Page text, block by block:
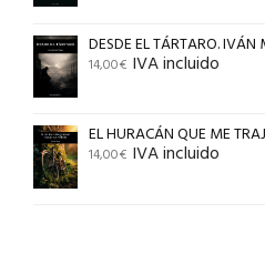
DESDE EL TÁRTARO.
14,00€ IVA incluido
EL HURACÁN QUE ME
14,00€ IVA incluido